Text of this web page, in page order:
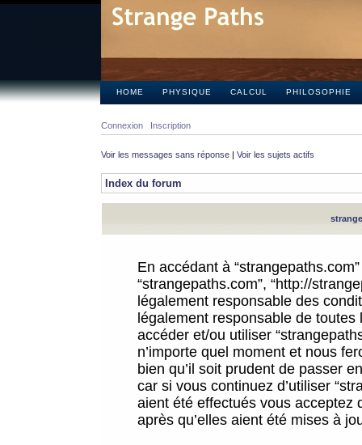
HOME PHYSIQUE CALCUL PHILOSOPHIE
Connexion Inscription
Voir les messages sans réponse | Voir les sujets actifs
Index du forum
En accédant à
“strangepaths.com”, “http://
légalement responsable des
légalement responsable de
accéder et/ou utiliser
n’importe quel moment et nous
bien qu’il soit prudent de passer
car si vous continuez d’utiliser
aient été effectués vous acceptez
après qu’elles aient été mises à